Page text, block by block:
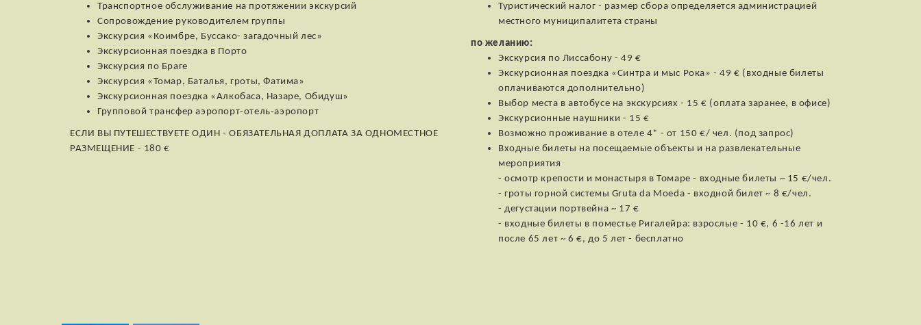
Транспортное обслуживание на протяжении экскурсий
Сопровождение руководителем группы
Экскурсия «Коимбре, Буссако- загадочный лес»
Экскурсионная поездка в Порто
Экскурсия по Браге
Экскурсия «Томар, Баталья, гроты, Фатима»
Экскурсионная поездка «Алкобаса, Назаре, Обидуш»
Групповой трансфер аэропорт-отель-аэропорт
ЕСЛИ ВЫ ПУТЕШЕСТВУЕТЕ ОДИН - ОБЯЗАТЕЛЬНАЯ ДОПЛАТА ЗА ОДНОМЕСТНОЕ
РАЗМЕЩЕНИЕ - 180 €
Туристический налог - размер сбора определяется администрацией
местного муниципалитета страны
по желанию:
Экскурсия по Лиссабону - 49 €
Экскурсионная поездка «Синтра и мыс Рока» - 49 € (входные билеты
оплачиваются дополнительно)
Выбор места в автобусе на экскурсиях - 15 € (оплата заранее, в офисе)
Экскурсионные наушники - 15 €
Возможно проживание в отеле 4* - от 150 €/ чел. (под запрос)
Входные билеты на посещаемые объекты и на развлекательные
мероприятия
- осмотр крепости и монастыря в Томаре - входные билеты ~ 15 €/чел.
- гроты горной системы Gruta da Moeda - входной билет ~ 8 €/чел.
- дегустации портвейна ~ 17 €
- входные билеты в поместье Ригалейра: взрослые - 10 €, 6 -16 лет и
после 65 лет ~ 6 €, до 5 лет - бесплатно